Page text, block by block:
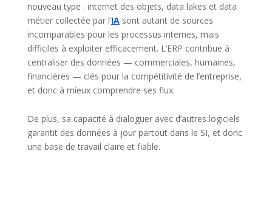
nouveau type : internet des objets, data lakes et data
métier collectée par l’IAsont autant de sources
incomparables pour les processus internes, mais
difficiles à exploiter efficacement. L’ERP contribue à
centraliser des données — commerciales, humaines,
financières — clés pour la compétitivité de l’entreprise,
et donc à mieux comprendre ses flux.
De plus, sa capacité à dialoguer avec d’autres logiciels
garantit des données à jour partout dans le SI, et donc
une base de travail claire et fiable.